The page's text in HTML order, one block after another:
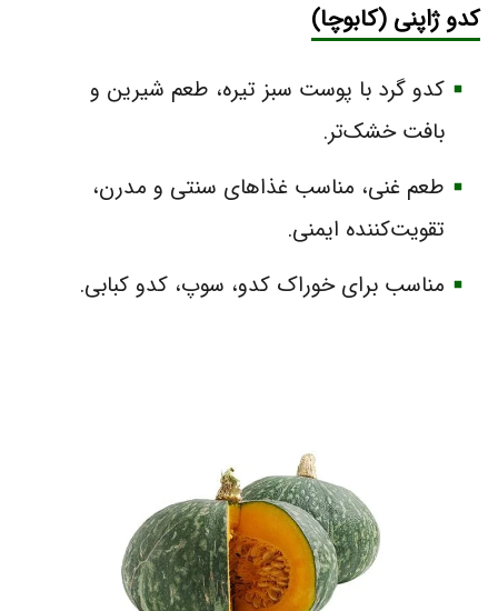
کدو ژاپنی (کابوچا)
کدو گرد با پوست سبز تیره، طعم شیرین و
بافت خشک‌تر.
طعم غنی، مناسب غذاهای سنتی و مدرن،
تقویت‌کننده ایمنی.
مناسب برای خوراک کدو، سوپ، کدو کبابی.